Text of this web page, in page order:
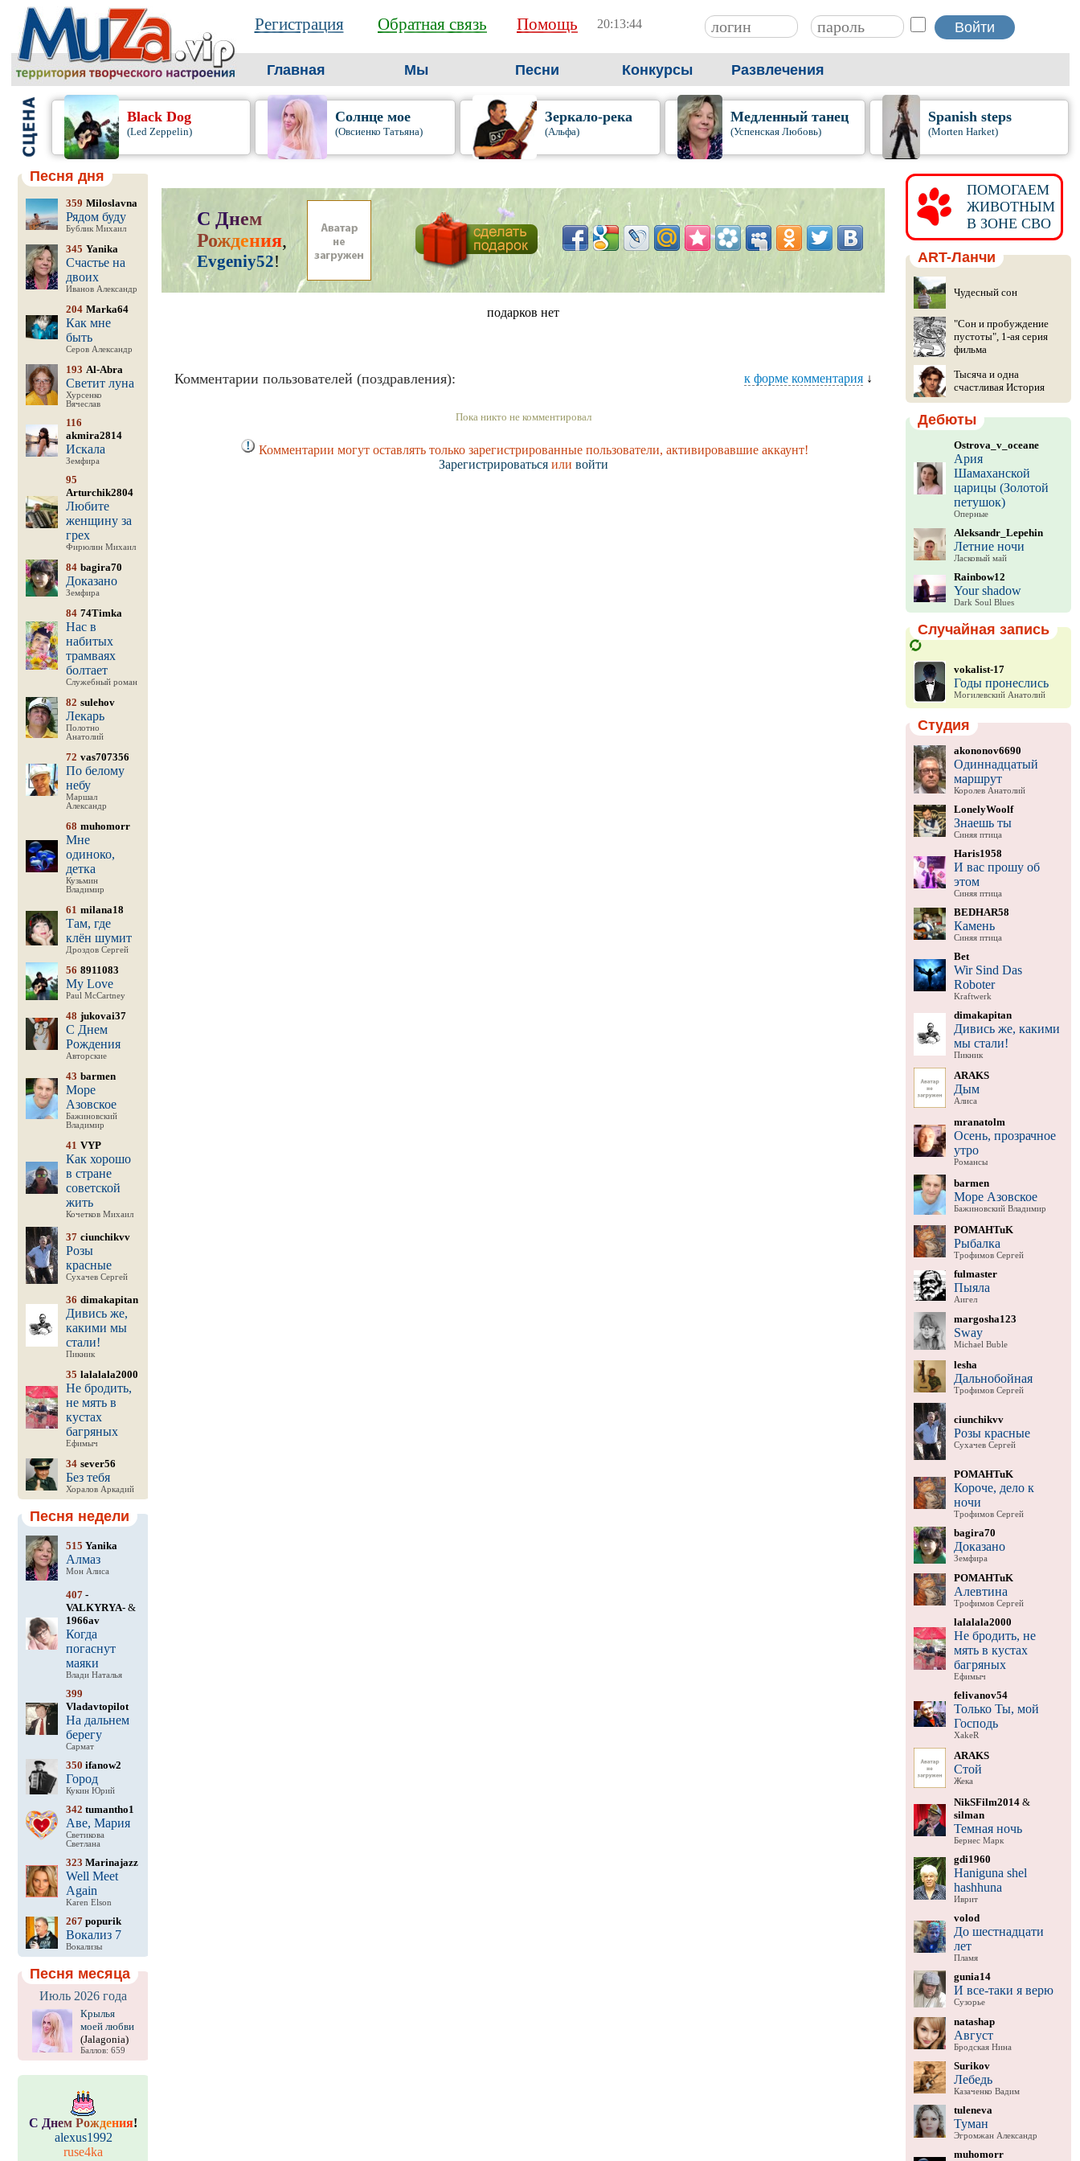
Регистрация Обратная связь Помощь 20:13:45
Главная Мы Песни Конкурсы Развлечения
Black Dog
(Led Zeppelin)
Солнце мое
(Овсиенко Татьяна)
Зеркало-река
(Альфа)
Медленный танец
(Успенская Любовь)
Spanish steps
(Morten Harket)
Песня дня
359 Miloslavna
Рядом буду
Бублик Михаил
345 Yanika
Счастье на
двоих
Иванов Александр
204 Marka64
Как мне
быть
Серов Александр
193 Al-Abra
Светит луна
Хурсенко
Вячеслав
116
akmira2814
Искала
Земфира
95
Arturchik2804
Любите
женщину за
грех
Фирюлин Михаил
84 bagira70
Доказано
Земфира
84 74Timka
Нас в
набитых
трамваях
болтает
Служебный роман
82 sulehov
Лекарь
Полотно
Анатолий
72 vas707356
По белому
небу
Маршал
Александр
68 muhomorr
Мне
одиноко,
детка
Кузьмин
Владимир
61 milana18
Там, где
клён шумит
Дроздов Сергей
56 8911083
My Love
Paul McCartney
48 jukovai37
С Днем
Рождения
Авторские
43 barmen
Море
Азовское
Бажиновский
Владимир
41 VYP
Как хорошо
в стране
советской
жить
Кочетков Михаил
37 ciunchikvv
Розы
красные
Сухачев Сергей
36 dimakapitan
Дивись же,
какими мы
стали!
Пикник
35 lalalala2000
Не бродить,
не мять в
кустах
багряных
Ефимыч
34 sever56
Без тебя
Хоралов Аркадий
Песня недели
515 Yanika
Алмаз
Мон Алиса
407-
VALKYRYA-&
1966av
Когда
погаснут
маяки
Влади Наталья
399
Vladavtopilot
На дальнем
берегу
Сармат
350 ifanow2
Город
Кукин Юрий
342 tumantho1
Аве, Мария
Светикова
Светлана
323 Marinajazz
Well Meet
Again
Karen Elson
267popurik
Вокализ 7
Вокализы
Песня месяца
Июль 2026 года
Крылья
моей любви
(Jalagonia)
Баллов: 659
С Днем Рождения!
alexus1992
ruse4ka
С Днем
Рождения,
Evgeniy52!
подарков нет
Комментарии пользователей (поздравления): к форме комментария↓
Пока никто не комментировал
Комментарии могут оставлять только зарегистрированные пользователи, активировавшие аккаунт!
Зарегистрироватьсяили войти
ПОМОГАЕМ
ЖИВОТНЫМ
В ЗОНЕ СВО
ART-Ланчи
Чудесный сон
"Сон и пробуждение
пустоты", 1-ая серия
фильма
Тысяча и одна
счастливая История
Дебюты
Ostrova_v_oceane
Ария
Шамаханской
царицы (Золотой
петушок)
Оперные
Aleksandr_Lepehin
Летние ночи
Ласковый май
Rainbow12
Your shadow
Dark Soul Blues
Случайная запись
vokalist-17
Годы пронеслись
Могилевский Анатолий
Студия
akononov6690
Одиннадцатый
маршрут
Королев Анатолий
LonelyWoolf
Знаешь ты
Синяя птица
Haris1958
И вас прошу об
этом
Синяя птица
BEDHAR58
Камень
Синяя птица
Bet
Wir Sind Das
Roboter
Kraftwerk
dimakapitan
Дивись же, какими
мы стали!
Пикник
ARAKS
Дым
Алиса
mranatolm
Осень, прозрачное
утро
Романсы
barmen
Море Азовское
Бажиновский Владимир
POMAHTuK
Рыбалка
Трофимов Сергей
fulmaster
Пыяла
Аигел
margosha123
Sway
Michael Buble
lesha
Дальнобойная
Трофимов Сергей
ciunchikvv
Розы красные
Сухачев Сергей
POMAHTuK
Короче, дело к
ночи
Трофимов Сергей
bagira70
Доказано
Земфира
POMAHTuK
Алевтина
Трофимов Сергей
lalalala2000
Не бродить, не
мять в кустах
багряных
Ефимыч
felivanov54
Только Ты, мой
Господь
XakeR
ARAKS
Стой
Жека
NikSFilm2014&
silman
Темная ночь
Бернес Марк
gdi1960
Haniguna shel
hashhuna
Иврит
volod
До шестнадцати
лет
Пламя
gunia14
И все-таки я верю
Сузорье
natashap
Август
Бродская Нина
Surikov
Лебедь
Казаченко Вадим
tuleneva
Туман
Эгромжан Александр
muhomorr